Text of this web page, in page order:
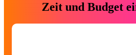
Zeit und Budget